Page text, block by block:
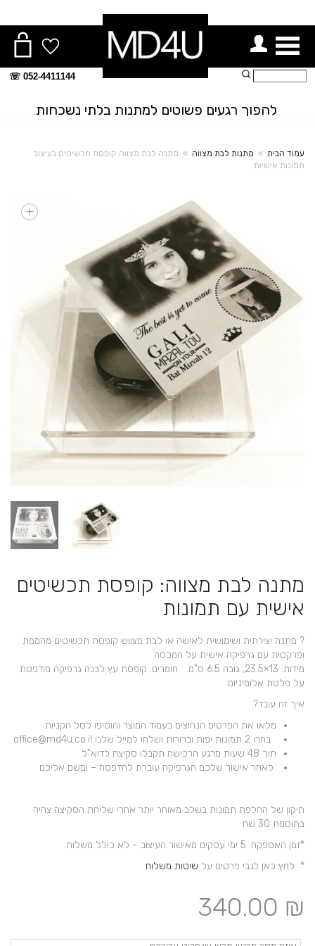
תפריט
052-4411144 ☏
להפוך רגעים פשוטים למתנות בלתי נשכחות
עמוד הבית » מתנות לבת מצווה » מתנה לבת מצווה קופסת תכשיטים בעיצוב
תמונות אישיות
+
מתנה לבת מצווה: קופסת תכשיטים
אישית עם תמונות
? מתנה יצירתית ושימושית לאישה או לבת מצווש קופסת תכשיטים מהממת
ופרקטית עם גרפיקה אישית על המכסה
מידות: 13×23.5, גובה 6.5 ס"מ. חומרים: קופסת עץ לבנה גרפיקה מודפסת
על פלטת אלומיניום
איך זה עובד?
מלאו את הפרטים הנחוצים בעמוד המוצר והוסיפו לסל הקניות
בחרו 2 תמונות יפות וברורות ושלחו למייל שלנו office@md4u.co.il
תוך 48 שעות מרגע הרכישה תקבלו סקיצה לדוא”ל
לאחר אישור שלכם הגרפיקה עוברת להדפסה – ומשם אליכם
תיקון של החלפת תמונות בשלב מאוחר יותר אחרי שליחת הסקיצה צהיה
בתוספת 30 שח
*זמן האספקה: 5 ימי עסקים מאישור העיצוב – לא כולל משלוח.
* לחץ כאן לגבי פרטים על שיטות משלוח
340.00 ₪